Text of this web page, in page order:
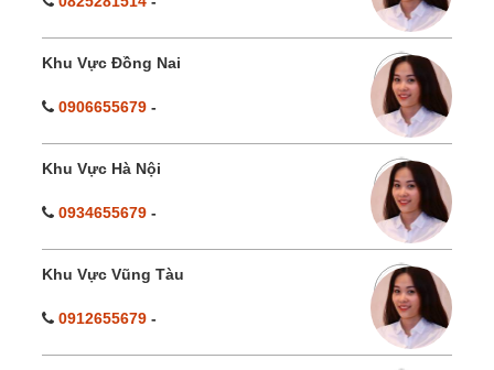
Khu Vực Đồng Nai
0906655679 -
Khu Vực Hà Nội
0934655679 -
Khu Vực Vũng Tàu
0912655679 -